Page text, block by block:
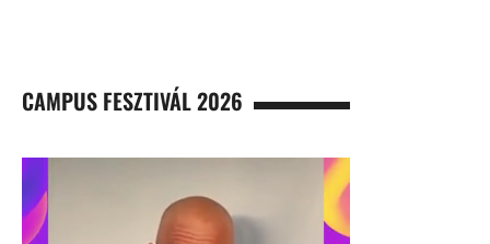
CAMPUS FESZTIVÁL 2026